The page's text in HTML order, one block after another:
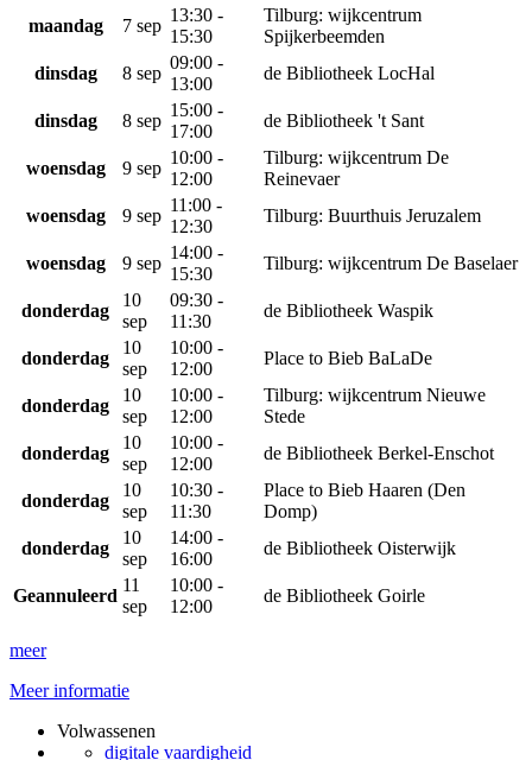
maandag 7 sep
13:30 -
15:30
Tilburg: wijkcentrum
Spijkerbeemden
dinsdag
8 sep
09:00 -
13:00
de Bibliotheek LocHal
dinsdag 8 sep
15:00 -
17:00
de Bibliotheek 't Sant
woensdag 9 sep
10:00 -
12:00
Tilburg: wijkcentrum De
Reinevaer
woensdag
9 sep
11:00 -
12:30
Tilburg: Buurthuis Jeruzalem
woensdag 9 sep
14:00 -
15:30
Tilburg: wijkcentrum De Baselaer
donderdag
10
sep
09:30 -
11:30
de Bibliotheek Waspik
donderdag
10
sep
10:00 -
12:00
Place to Bieb BaLaDe
donderdag
10
sep
10:00 -
12:00
Tilburg: wijkcentrum Nieuwe
Stede
donderdag
10
sep
10:00 -
12:00
de Bibliotheek Berkel-Enschot
donderdag
10
sep
10:30 -
11:30
Place to Bieb Haaren (Den
Domp)
donderdag
10
sep
14:00 -
16:00
de Bibliotheek Oisterwijk
Geannuleerd
11
sep
10:00 -
12:00
de Bibliotheek Goirle
meer
Meer informatie
Volwassenen
digitale vaardigheid